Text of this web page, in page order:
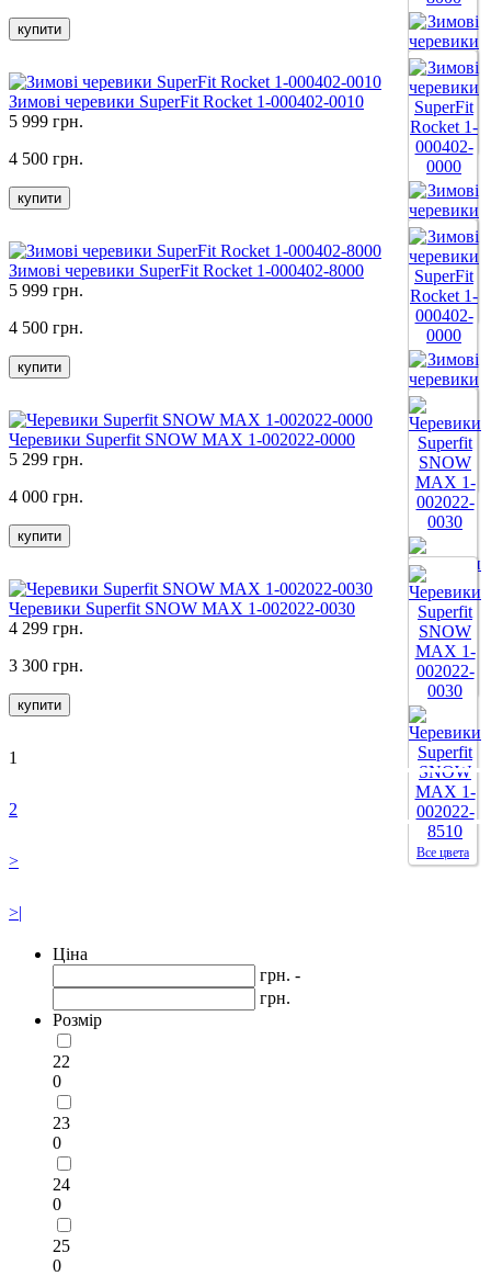
Все цвета
купити
Все цвета
Зимові черевики SuperFit Rocket 1-000402-0010
5 999 грн.
4 500 грн.
купити
Все цвета
Зимові черевики SuperFit Rocket 1-000402-8000
5 999 грн.
4 500 грн.
купити
Все цвета
Черевики Superfit SNOW MAX 1-002022-0000
5 299 грн.
4 000 грн.
купити
Все цвета
Черевики Superfit SNOW MAX 1-002022-0030
4 299 грн.
3 300 грн.
купити
1
2
>
>|
Ціна
грн. -
грн.
Розмір
22
0
23
0
24
0
25
0